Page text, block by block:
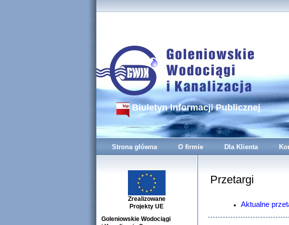
Biuletyn Informacji Publicznej
Strona główna O firmie Dla Klienta
Zrealizowane
Projekty UE
Goleniowskie Wodociągi
Przetargi
Aktualne